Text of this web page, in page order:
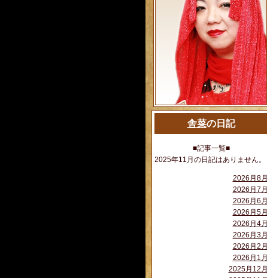
舎菜の日記
■記事一覧■
2025年11月の日記はありません。
2026月8月
2026月7月
2026月6月
2026月5月
2026月4月
2026月3月
2026月2月
2026月1月
2025月12月